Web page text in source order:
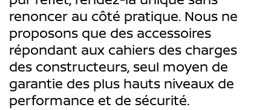
renoncer au côté pratique. Nous ne
proposons que des accessoires
répondant aux cahiers des charges
des constructeurs, seul moyen de
garantie des plus hauts niveaux de
performance et de sécurité.